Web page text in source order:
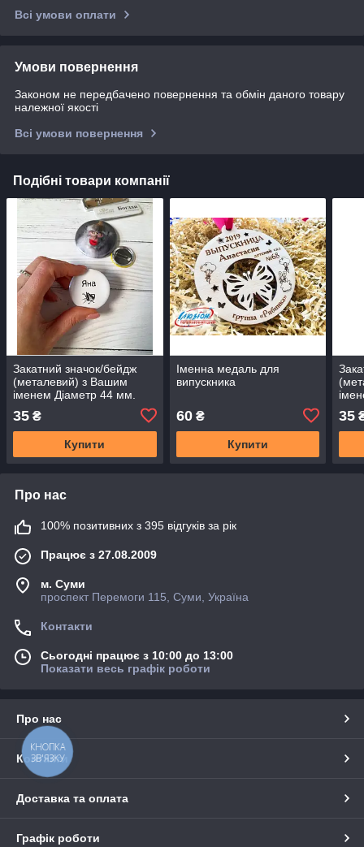
Всі умови оплати
Умови повернення
Законом не передбачено повернення та обмін даного товару
належної якості
Всі умови повернення
Подібні товари компанії
Закатний значок/бейдж
(металевий) з Вашим
іменем Діаметр 44 мм.
35 ₴
Купити
Іменна медаль для
випускника
60₴
Купити
35
Про нас
100% позитивних з 395 відгуків за рік
Працює з 27.08.2009
м. Суми
проспект Перемоги 115, Суми, Україна
Контакти
Сьогодні працює з 10:00 до 13:00
Показати весь графік роботи
Про нас
Контакти
Доставка та оплата
Графік роботи
КНОПКА
ЗВ'ЯЗКУ